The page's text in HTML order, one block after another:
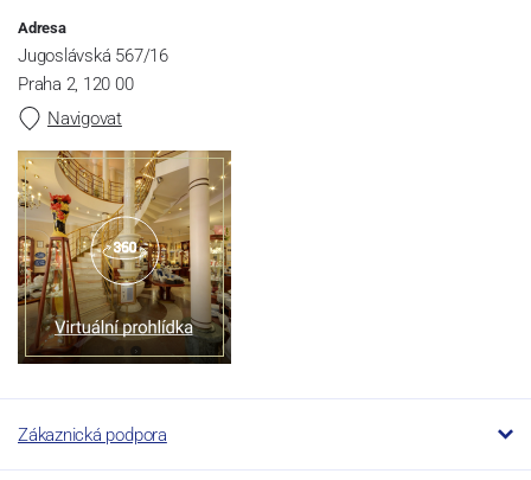
Adresa
Jugoslávská 567/16
Praha 2, 120 00
Navigovat
Zákaznická podpora